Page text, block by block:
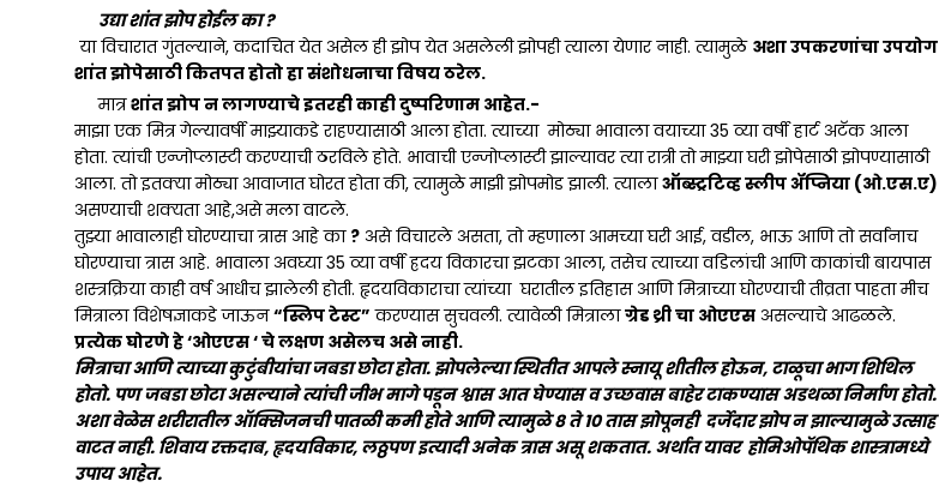
उद्या शांत झोप होईल का ?
या विचारात गुंतल्याने, कदाचित येत असेल ही झोप येत असलेली झोपही त्याला येणार नाही. त्यामुळे अशा उपकरणांचा उपयोग
शांत झोपेसाठी कितपत होतो हा संशोधनाचा विषय ठरेल.
मात्रशांत झोप न लागण्याचे इतरही काही दुष्परिणाम आहेत.-
माझा एक मित्र गेल्यावर्षी माझ्याकडे राहण्यासाठी आला होता. त्याच्या मोठ्या भावाला वयाच्या 35 व्या वर्षी हार्ट अटॅक आला
होता. त्यांची एन्जोप्लास्टी करण्याची ठरविले होते. भावाची एन्जोप्लास्टी झाल्यावर त्या रात्री तो माझ्या घरी झोपेसाठी झोपण्यासाठी
आला. तो इतक्या मोठ्या आवाजात घोरत होता की, त्यामुळे माझी झोपमोड झाली. त्यालाऑब्स्ट्रटिव्ह स्लीप ॲप्निया (ओ.एस.ए)
असण्याची शक्यता आहे,असे मला वाटले.
तुझ्या भावालाही घोरण्याचा त्रास आहे का ? असे विचारले असता, तो म्हणाला आमच्या घरी आई, वडील, भाऊ आणि तो सर्वांनाच
घोरण्याचा त्रास आहे. भावाला अवघ्या 35 व्या वर्षी ह्रदय विकारचा झटका आला, तसेच त्याच्या वडिलांची आणि काकांची बायपास
शस्त्रक्रिया काही वर्ष आधीच झालेली होती. हृदयविकाराचा त्यांच्या घरातील इतिहास आणि मित्राच्या घोरण्याची तीव्रता पाहता मीच
मित्राला विशेषज्ञाकडे जाऊन“स्लिप टेस्ट” करण्यास सुचवली. त्यावेळी मित्रालाग्रेड थ्री चा ओएएस असल्याचे आढळले.
प्रत्येक घोरणे हे ‘ओएएस ‘ चे लक्षण असेलच असे नाही.
मित्राचा आणि त्याच्या कुटुंबीयांचा जबडा छोटा होता. झोपलेल्या स्थितीत आपले स्नायू शीतील होऊन, टाळूचा भाग शिथिल
होतो. पण जबडा छोटा असल्याने त्यांची जीभ मागे पडून श्वास आत घेण्यास व उच्छवास बाहेर टाकण्यास अडथळा निर्माण होतो.
अशा वेळेस शरीरातील ऑक्सिजनची पातळी कमी होते आणि त्यामुळे 8 ते 10 तास झोपूनही दर्जेदार झोप न झाल्यामुळे उत्साह
वाटत नाही. शिवाय रक्तदाब, हृदयविकार, लठ्ठपण इत्यादी अनेक त्रास असू शकतात. अर्थात यावर होमिओपॅथिक शास्त्रामध्ये
उपाय आहेत.